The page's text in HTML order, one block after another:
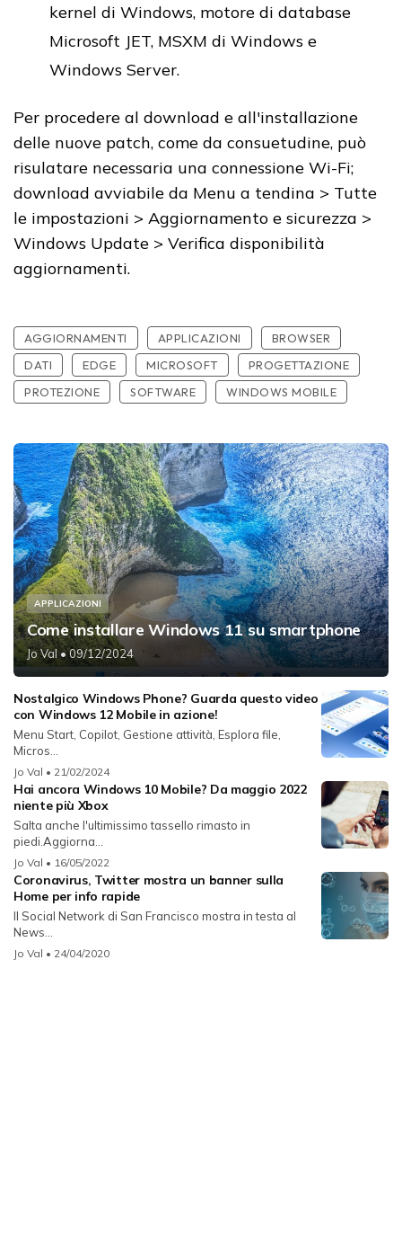
kernel di Windows, motore di database
Microsoft JET, MSXM di Windows e
Windows Server.
Per procedere al download e all'installazione
delle nuove patch, come da consuetudine, può
risulatare necessaria una connessione Wi-Fi;
download avviabile da Menu a tendina > Tutte
le impostazioni > Aggiornamento e sicurezza >
Windows Update > Verifica disponibilità
aggiornamenti.
AGGIORNAMENTI APPLICAZIONI
BROWSER
DATI
EDGE MICROSOFT
PROGETTAZIONE
PROTEZIONE
SOFTWARE WINDOWS MOBILE
APPLICAZIONI
Come installare Windows 11 su smartphone
Jo Val• 09/12/2024
Nostalgico Windows Phone? Guarda questo video
con Windows 12 Mobile in azione!
Menu Start, Copilot, Gestione attività, Esplora file,
Micros...
Jo Val • 21/02/2024
Hai ancora Windows 10 Mobile? Da maggio 2022
niente più Xbox
Salta anche l'ultimissimo tassello rimasto in
piedi.Aggiorna...
Jo Val • 16/05/2022
Coronavirus, Twitter mostra un banner sulla
Home per info rapide
Il Social Network di San Francisco mostra in testa al
News...
Jo Val • 24/04/2020